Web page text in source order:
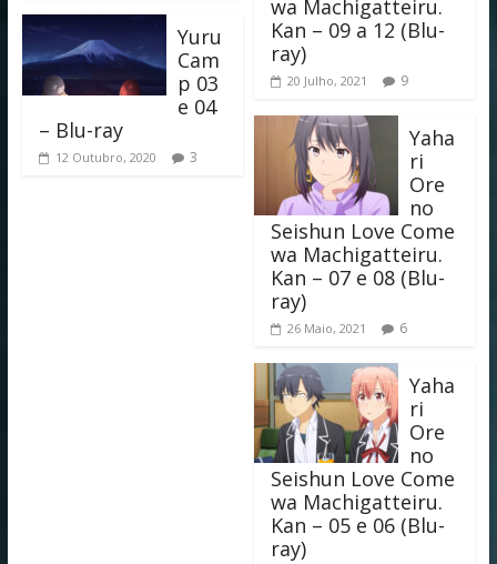
Yuru
Cam
p 03
e 04
– Blu-ray
12 Outubro, 2020 3
wa Machigatteiru.
Kan – 09 a 12 (Blu-
ray)
20 Julho, 2021 9
Yaha
ri
Ore
no
Seishun Love Come
wa Machigatteiru.
Kan – 07 e 08 (Blu-
ray)
26 Maio, 2021 6
Yaha
ri
Ore
no
Seishun Love Come
wa Machigatteiru.
Kan – 05 e 06 (Blu-
ray)